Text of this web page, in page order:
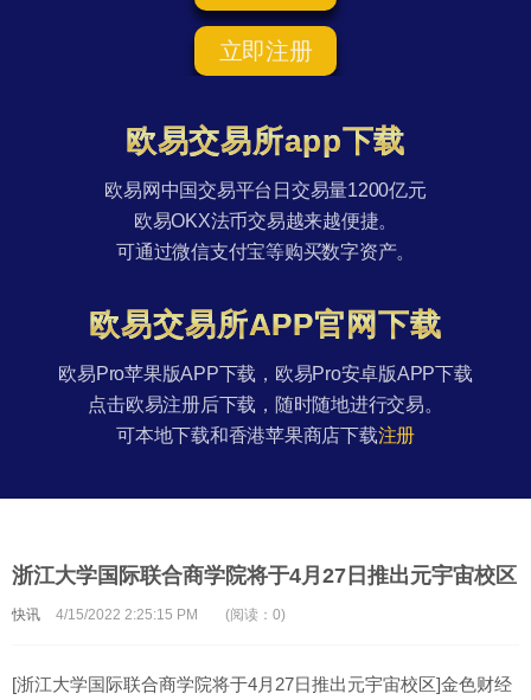
立即注册
欧易交易所app下载
欧易网中国交易平台日交易量1200亿元
欧易OKX法币交易越来越便捷。
可通过微信支付宝等购买数字资产。
欧易交易所APP官网下载
欧易Pro苹果版APP下载，欧易Pro安卓版APP下载
点击欧易注册后下载，随时随地进行交易。
可本地下载和香港苹果商店下载注册
浙江大学国际联合商学院将于4月27日推出元宇宙校区
快讯 4/15/2022 2:25:15 PM (阅读：0)
[浙江大学国际联合商学院将于4月27日推出元宇宙校区]金色财经